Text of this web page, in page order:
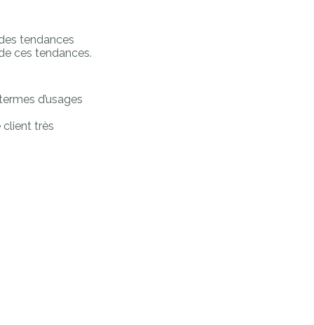
tendances
ces tendances.
d’usages
client très